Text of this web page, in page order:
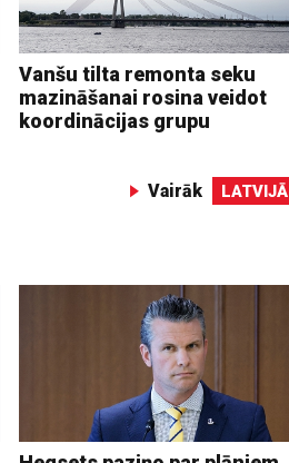
Vanšu tilta remonta seku
mazināšanai rosina veidot
koordinācijas grupu
Vairāk LATVIJĀ